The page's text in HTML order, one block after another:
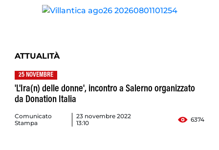
ATTUALITÀ
25 NOVEMBRE
'L'Ira(n) delle donne', incontro a Salerno organizzato
da Donation Italia
Comunicato
Stampa
23 novembre 2022
13:10
6374